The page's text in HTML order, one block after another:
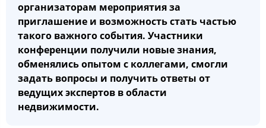
организаторам мероприятия за
приглашение и возможность стать частью
такого важного события. Участники
конференции получили новые знания,
обменялись опытом с коллегами, смогли
задать вопросы и получить ответы от
ведущих экспертов в области
недвижимости.